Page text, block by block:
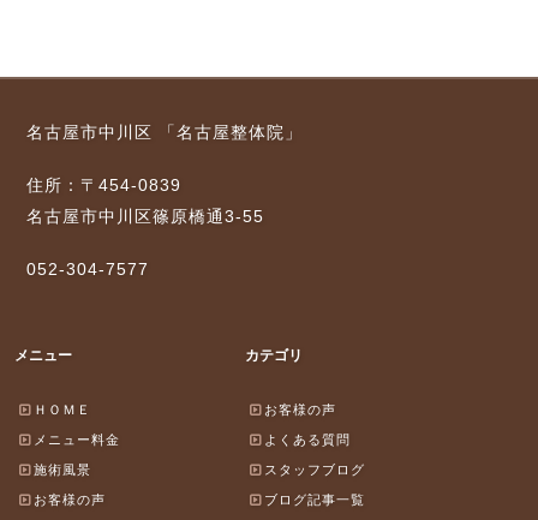
名古屋市中川区 「名古屋整体院」
住所：〒454-0839
名古屋市中川区篠原橋通3-55
052-304-7577
メニュー
ＨＯＭＥ
メニュー料金
施術風景
お客様の声
カテゴリ
お客様の声
よくある質問
スタッフブログ
ブログ記事一覧